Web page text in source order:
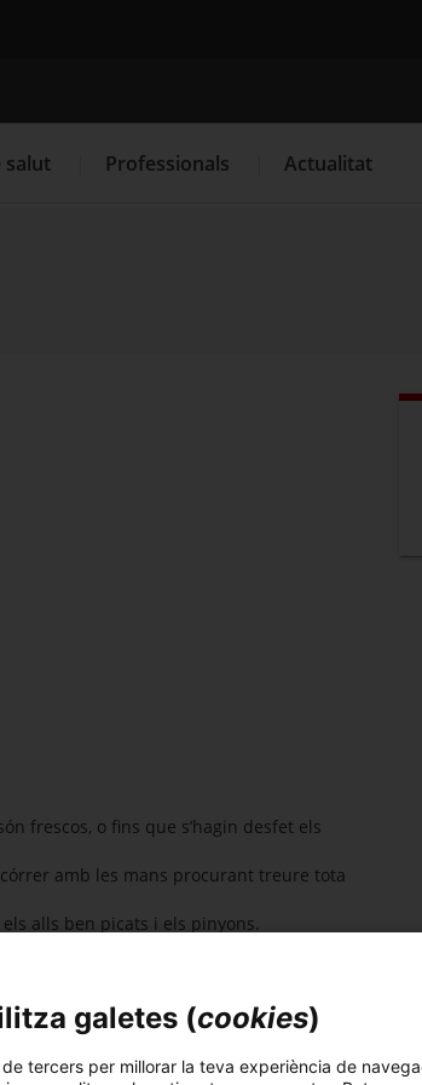
Cercador
finestra.
de visites al CAP
salut Professionals Actualitat
frescos, o fins que s’hagin desfet els
amb les mans procurant treure tota
els alls ben picats i els pinyons.
i, si es vol, una mica de sal. Es deixa
esmicolat i s’hi afegeix el pa ratllat fins
galetes (cookies)
tercers per millorar la teva experiència de